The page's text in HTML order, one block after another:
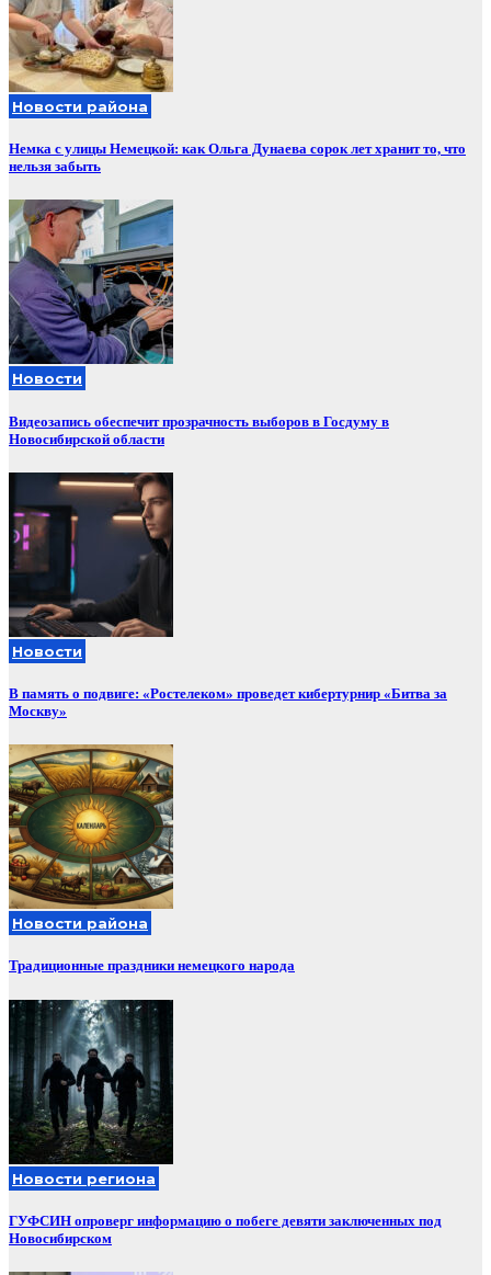
Новости района
Немка с улицы Немецкой: как Ольга Дунаева сорок лет хранит то, что
нельзя забыть
Новости
Видеозапись обеспечит прозрачность выборов в Госдуму в
Новосибирской области
Новости
В память о подвиге: «Ростелеком» проведет кибертурнир «Битва за
Москву»
Новости района
Традиционные праздники немецкого народа
Новости региона
ГУФСИН опроверг информацию о побеге девяти заключенных под
Новосибирском